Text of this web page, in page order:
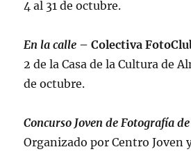
4 al 31 de octubre.
En la calle – Colectiva
2 de la Casa de la Cultura de
de octubre.
Concurso Joven de Fotografía
Organizado por Centro Joven